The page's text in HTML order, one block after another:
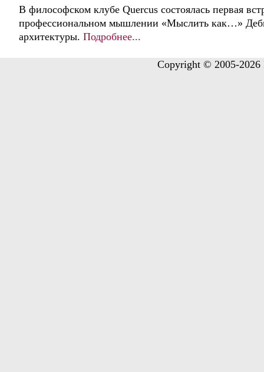
В философском клубе Quercus состоялась первая
профессиональном мышлении «Мыслить как…»
архитектуры. Подробнее...
Copyright © 2005-2026